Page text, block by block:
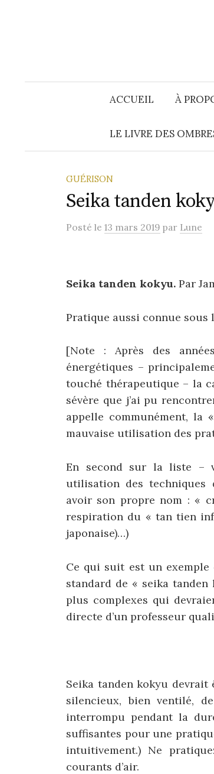
ACCUEIL À
LE LIVRE DES
GUÉRISON
Seika tanden
Posté le 13 mars 2019 par Lune
Seika tanden kokyu. Par
Pratique aussi connue
[Note : Après des
énergétiques –
touché thérapeutique – la
sévère que j’ai pu
appelle communément, la
mauvaise utilisation des
En second sur la liste –
utilisation des
avoir son propre nom : «
respiration du « tan tien
japonaise)…)
Ce qui suit est un
standard de « seika
plus complexes qui
directe d’un professeur
Seika tanden kokyu
silencieux, bien ventilé,
interrompu pendant la
suffisantes pour une
intuitivement.) Ne
courants d’air.